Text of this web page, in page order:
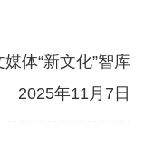
体“新文化”智库
2025年11月7日